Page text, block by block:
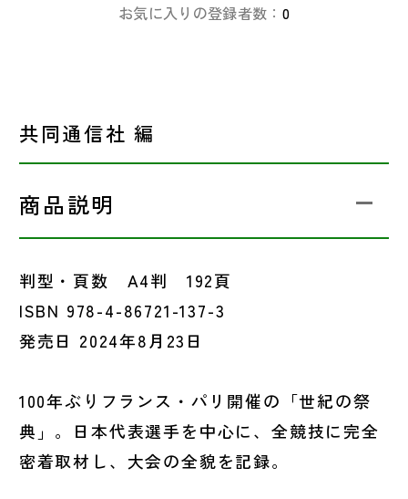
お気に入りの登録者数： 0
共同通信社 編
商品説明
判型・頁数 A4判 192頁
ISBN 978-4-86721-137-3
発売日 2024年8月23日
100年ぶりフランス・パリ開催の「世紀の祭
典」。日本代表選手を中心に、全競技に完全
密着取材し、大会の全貌を記録。